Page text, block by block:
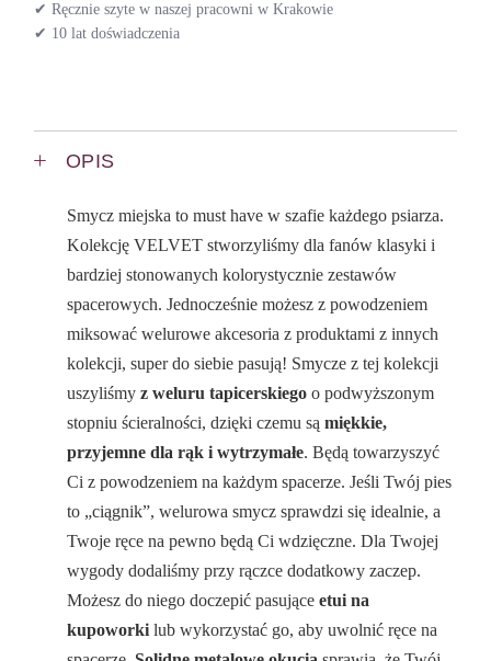
✔ Ręcznie szyte w naszej pracowni w Krakowie
✔ 10 lat doświadczenia
OPIS
Smycz miejska to must have w szafie każdego psiarza.
Kolekcję VELVET stworzyliśmy dla fanów klasyki i
bardziej stonowanych kolorystycznie zestawów
spacerowych. Jednocześnie możesz z powodzeniem
miksować welurowe akcesoria z produktami z innych
kolekcji, super do siebie pasują! Smycze z tej kolekcji
uszyliśmyz weluru tapicerskiego o podwyższonym
stopniu ścieralności, dzięki czemu sąmiękkie,
przyjemne dla rąk i wytrzymałe. Będą towarzyszyć
Ci z powodzeniem na każdym spacerze. Jeśli Twój pies
to „ciągnik”, welurowa smycz sprawdzi się idealnie, a
Twoje ręce na pewno będą Ci wdzięczne. Dla Twojej
wygody dodaliśmy przy rączce dodatkowy zaczep.
Możesz do niego doczepić pasująceetui na
kupoworki lub wykorzystać go, aby uwolnić ręce na